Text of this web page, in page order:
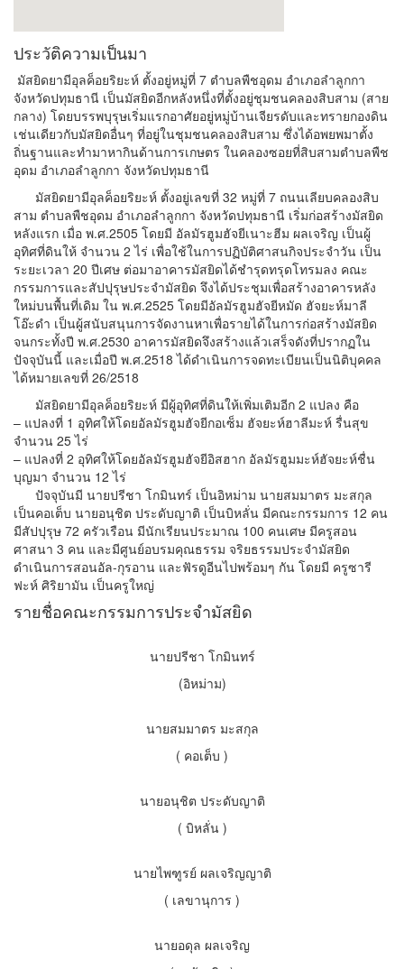
ประวัติความเป็นมา
มัสยิดยามีอุลค็อยริยะห์ ตั้งอยู่หมู่ที่ 7 ตำบลพืชอุดม อำเภอลำลูกกา
จังหวัดปทุมธานี เป็นมัสยิดอีกหลังหนึ่งที่ตั้งอยู่ชุมชนคลองสิบสาม (สาย
กลาง) โดยบรรพบุรุษเริ่มแรกอาศัยอยู่หมู่บ้านเจียรดับและทรายกองดิน
เช่นเดียวกับมัสยิดอื่นๆ ที่อยู่ในชุมชนคลองสิบสาม ซึ่งได้อพยพมาตั้ง
ถิ่นฐานและทำมาหากินด้านการเกษตร ในคลองซอยที่สิบสามตำบลพืช
อุดม อำเภอลำลูกกา จังหวัดปทุมธานี
มัสยิดยามีอุลค็อยริยะห์ ตั้งอยู่เลขที่ 32 หมู่ที่ 7 ถนนเลียบคลองสิบ
สาม ตำบลพืชอุดม อำเภอลำลูกกา จังหวัดปทุมธานี เริ่มก่อสร้างมัสยิด
หลังแรก เมื่อ พ.ศ.2505 โดยมี อัลมัรฮูมฮัจยีเนาะฮีม ผลเจริญ เป็นผู้
อุทิศที่ดินให้ จำนวน 2 ไร่ เพื่อใช้ในการปฏิบัติศาสนกิจประจำวัน เป็น
ระยะเวลา 20 ปีเศษ ต่อมาอาคารมัสยิดได้ชำรุดทรุดโทรมลง คณะ
กรรมการและสัปปุรุษประจำมัสยิด จึงได้ประชุมเพื่อสร้างอาคารหลัง
ใหม่บนพื้นที่เดิม ใน พ.ศ.2525 โดยมีอัลมัรฮูมฮัจยีหมัด ฮัจยะห์มาลี
โอ๊ะดำ เป็นผู้สนับสนุนการจัดงานหาเพื่อรายได้ในการก่อสร้างมัสยิด
จนกระทั้งปี พ.ศ.2530 อาคารมัสยิดจึงสร้างแล้วเสร็จดังที่ปรากฏใน
ปัจจุบันนี้ และเมื่อปี พ.ศ.2518 ได้ดำเนินการจดทะเบียนเป็นนิติบุคคล
ได้หมายเลขที่ 26/2518
มัสยิดยามีอุลค็อยริยะห์ มีผู้อุทิศที่ดินให้เพิ่มเติมอีก 2 แปลง คือ
– แปลงที่ 1 อุทิศให้โดยอัลมัรฮูมฮัจยีกอเซ็ม ฮัจยะห์ฮาลีมะห์ รื่นสุข
จำนวน 25 ไร่
– แปลงที่ 2 อุทิศให้โดยอัลมัรฮูมฮัจยีอิสฮาก อัลมัรฮูมมะห์ฮัจยะห์ชื่น
บุญมา จำนวน 12 ไร่
ปัจจุบันมี นายปรีชา โกมินทร์ เป็นอิหม่าม นายสมมาตร มะสกุล
เป็นคอเต็บ นายอนุชิต ประดับญาติ เป็นบิหลั่น มีคณะกรรมการ 12 คน
มีสัปปุรุษ 72 ครัวเรือน มีนักเรียนประมาณ 100 คนเศษ มีครูสอน
ศาสนา 3 คน และมีศูนย์อบรมคุณธรรม จริยธรรมประจำมัสยิด
ดำเนินการสอนอัล-กุรอาน และฟัรดูอีนไปพร้อมๆ กัน โดยมี ครูซารี
ฟะห์ ศิริยามัน เป็นครูใหญ่
รายชื่อคณะกรรมการประจำมัสยิด
นายปรีชา โกมินทร์
(อิหม่าม)
นายสมมาตร มะสกุล
( คอเต็บ )
นายอนุชิต ประดับญาติ
( บิหลั่น )
นายไพฑูรย์ ผลเจริญญาติ
( เลขานุการ )
นายอดุล ผลเจริญ